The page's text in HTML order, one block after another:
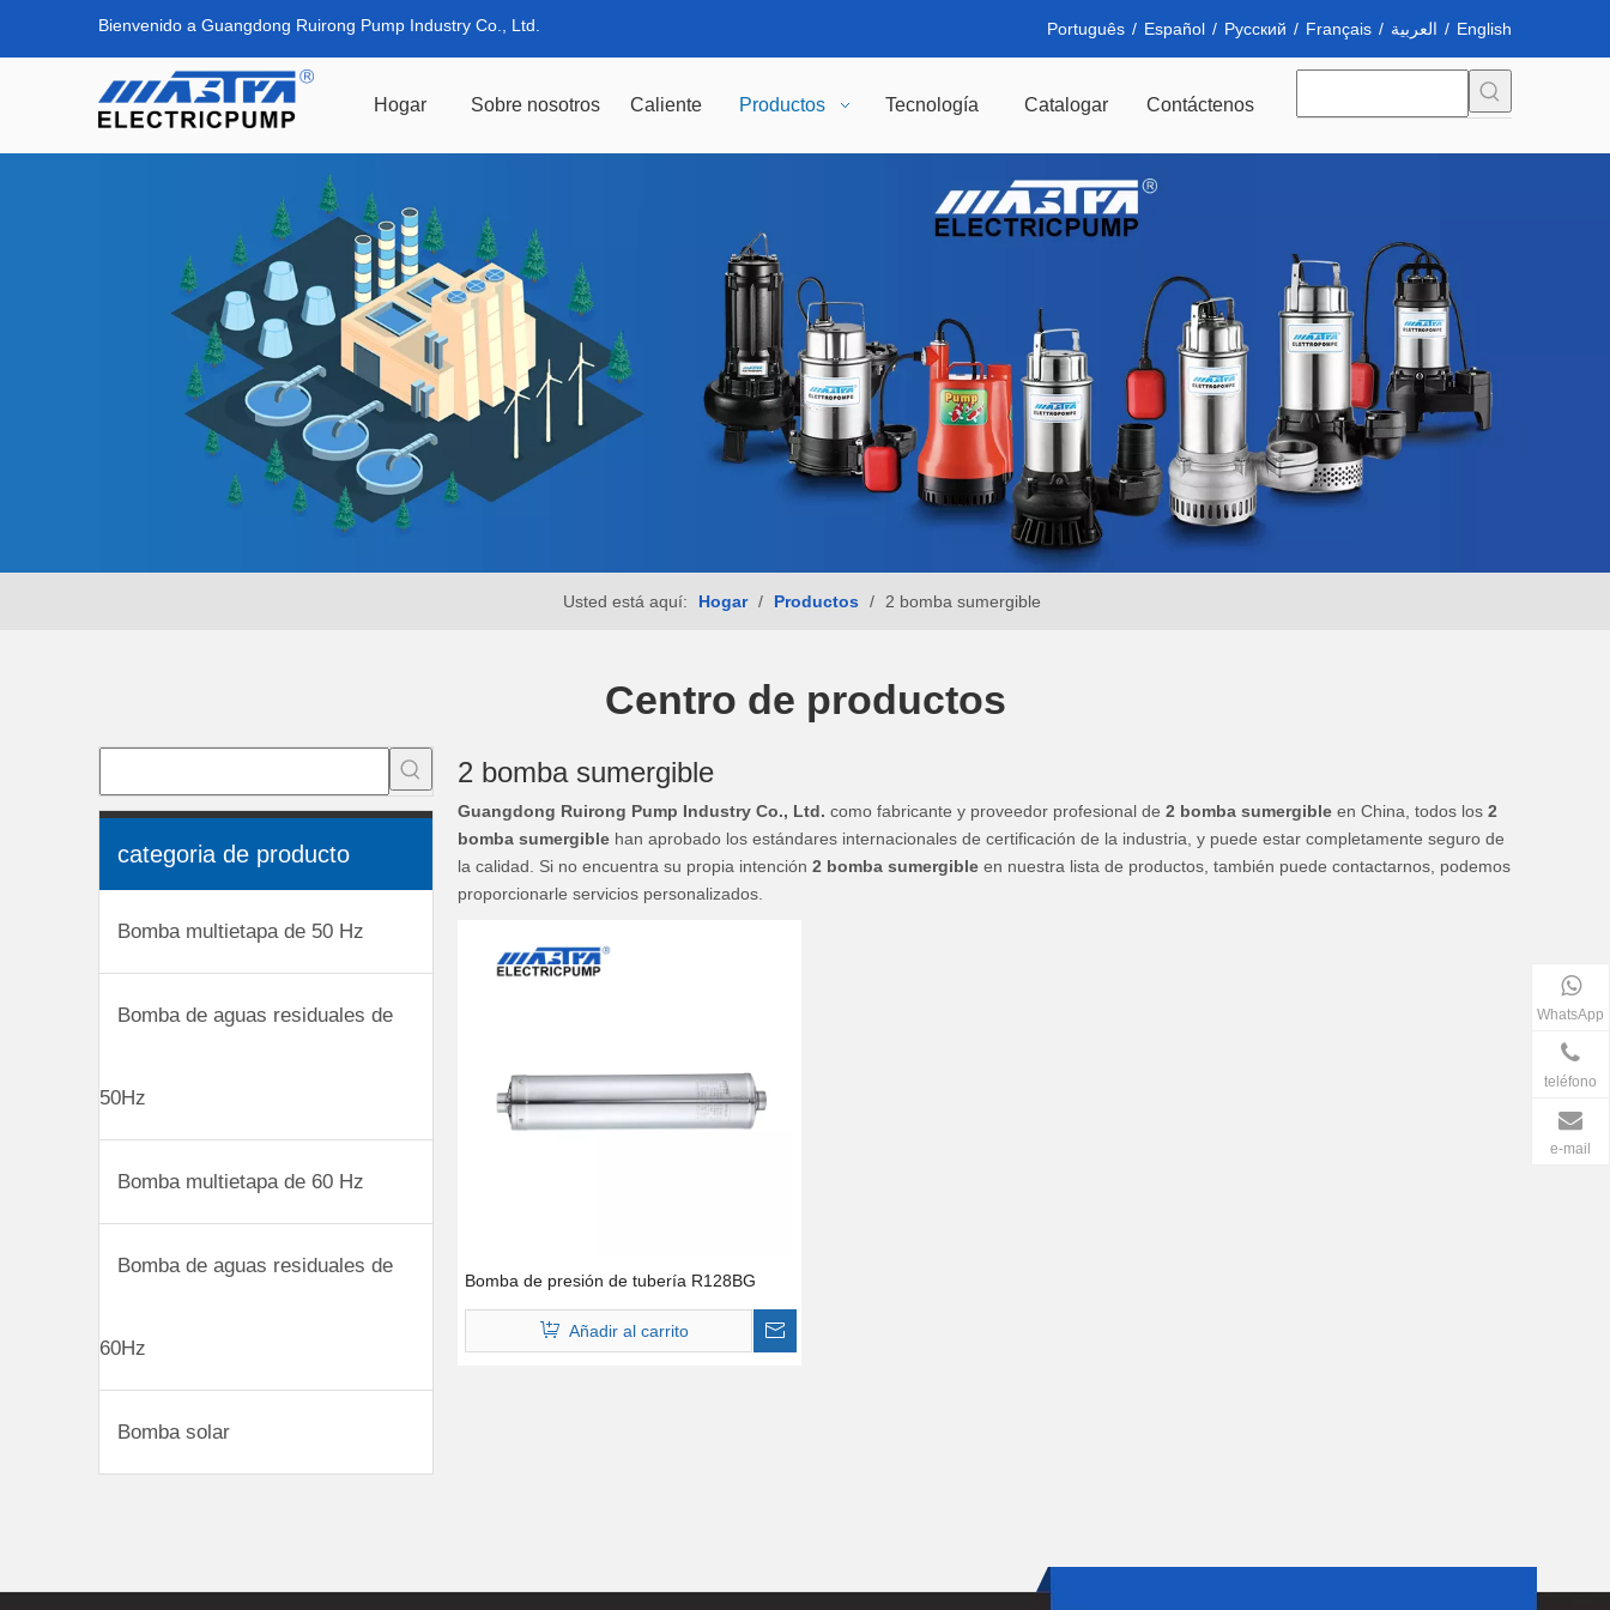
Bienvenido a Guangdong Ruirong Pump Industry Co., Ltd. Português / Español / Pусский / Français / العربية / English
Hogar Sobre nosotros Caliente Productos Tecnología Catalogar Contáctenos
Usted está aquí: Hogar / Productos / 2 bomba sumergible
Centro de productos
categoria de producto
Bomba multietapa de 50 Hz
Bomba de aguas residuales de
50Hz
Bomba multietapa de 60 Hz
Bomba de aguas residuales de
60Hz
Bomba solar
2 bomba sumergible
Guangdong Ruirong Pump Industry Co., Ltd. como fabricante y proveedor profesional de 2 bomba sumergible en China, todos los 2
bomba sumergible han aprobado los estándares internacionales de certificación de la industria, y puede estar completamente seguro de
la calidad. Si no encuentra su propia intención 2 bomba sumergible en nuestra lista de productos, también puede contactarnos, podemos
proporcionarle servicios personalizados.
Bomba de presión de tubería R128BG
Añadir al carrito
WhatsApp
teléfono
e-mail